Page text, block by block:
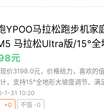
YPOO马拉松跑步机家
马拉松Ultra版/15°
元
价3198.0元，价格给力，喜欢的
，支持15°全地形大坡度调节，满
1-31 10:20
+0
不值 -0